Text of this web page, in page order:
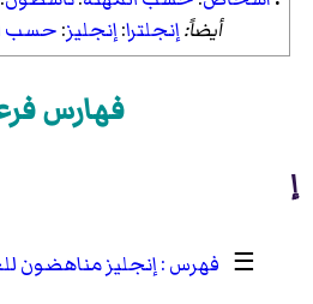
أيضاً:إنجلترا:إنجليز:حسب
فهارس
إ
☰
إنجليز مناهضون